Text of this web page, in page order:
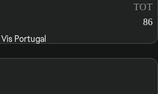
TOT
86
Vis Portugal